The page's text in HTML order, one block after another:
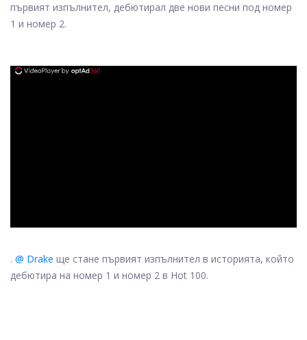
първият изпълнител, дебютирал две нови песни под номер
1 и номер 2.
. @ Drake ще стане първият изпълнител в историята, който
дебютира на номер 1 и номер 2 в Hot 100.